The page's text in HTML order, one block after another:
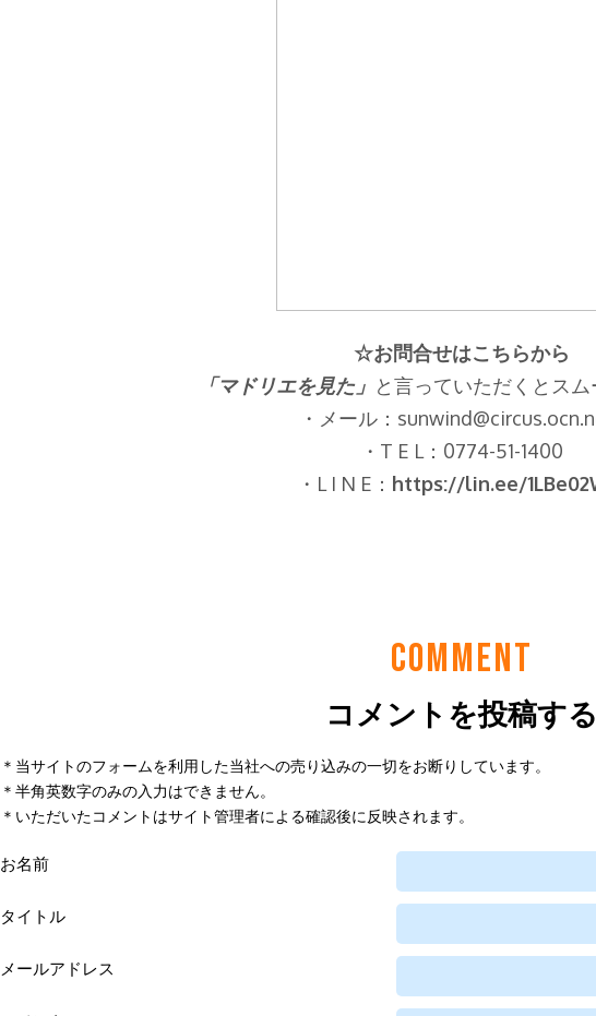
COMMENT
コメントを投稿する
＊当サイトのフォームを利用した当社への売り込みの一切をお断りしています。
＊半角英数字のみの入力はできません。
＊いただいたコメントはサイト管理者による確認後に反映されます。
お名前
タイトル
メールアドレス